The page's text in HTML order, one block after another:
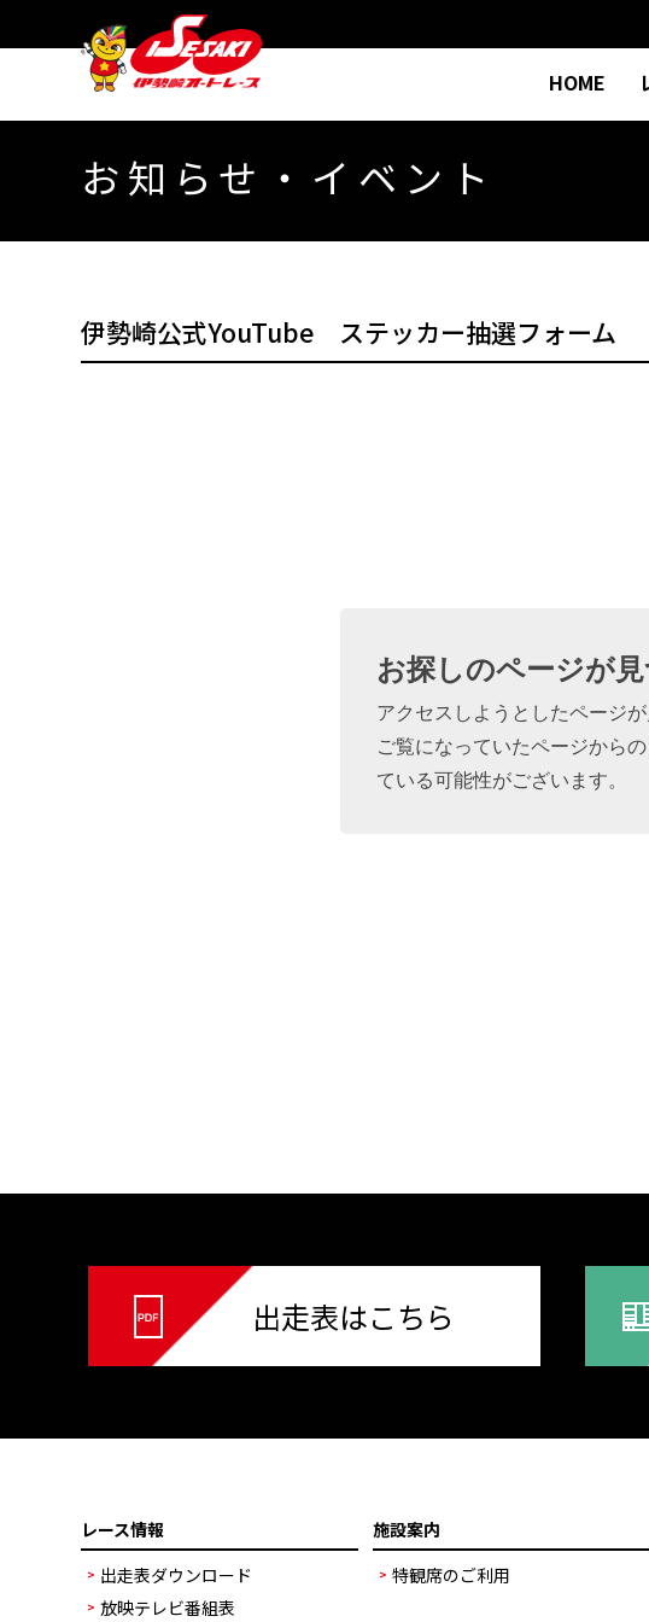
HOME
お知らせ・イベント
伊勢崎公式YouTube ステッカー抽選フォーム
出走表はこちら
レース情報
出走表ダウンロード
放映テレビ番組表
施設案内
特観席のご利用